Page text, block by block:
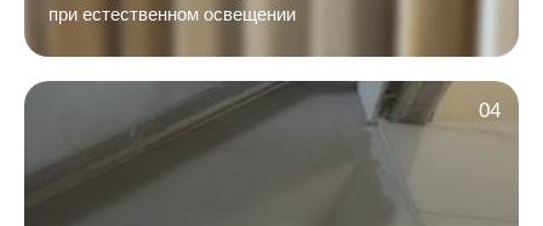
при естественном освещении
04